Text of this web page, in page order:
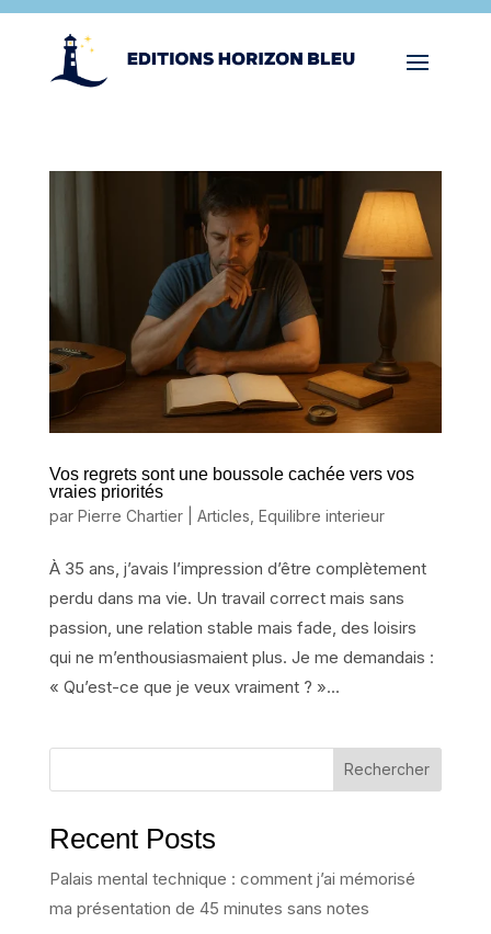
Vos regrets sont une boussole cachée vers vos
vraies priorités
par Pierre Chartier| Articles Equilibre interieur
À 35 ans, j’avais l’impression d’être complètement
perdu dans ma vie. Un travail correct mais sans
passion, une relation stable mais fade, des loisirs
qui ne m’enthousiasmaient plus. Je me demandais :
« Qu’est-ce que je veux vraiment ? »...
Rechercher
Recent Posts
Palais mental technique : comment j’ai mémorisé
ma présentation de 45 minutes sans notes